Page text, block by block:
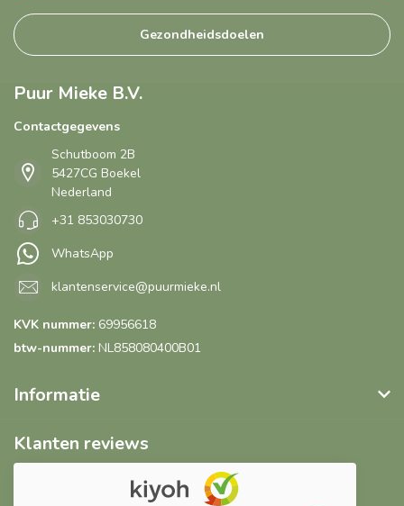
Gezondheidsdoelen
Puur Mieke B.V.
Contactgegevens
Schutboom 2B
5427CG Boekel
Nederland
+31 853030730
WhatsApp
klantenservice@puurmieke.nl
KVK nummer: 69956618
btw-nummer: NL858080400B01
Informatie
Klanten reviews